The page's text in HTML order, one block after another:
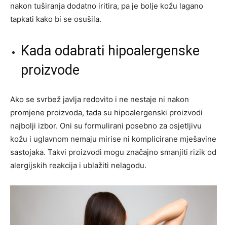
nakon tuširanja dodatno iritira, pa je bolje kožu lagano
tapkati kako bi se osušila.
Kada odabrati hipoalergenske
proizvode
Ako se svrbež javlja redovito i ne nestaje ni nakon
promjene proizvoda, tada su hipoalergenski proizvodi
najbolji izbor. Oni su formulirani posebno za osjetljivu
kožu i uglavnom nemaju mirise ni komplicirane mješavine
sastojaka. Takvi proizvodi mogu značajno smanjiti rizik od
alergijskih reakcija i ublažiti nelagodu.